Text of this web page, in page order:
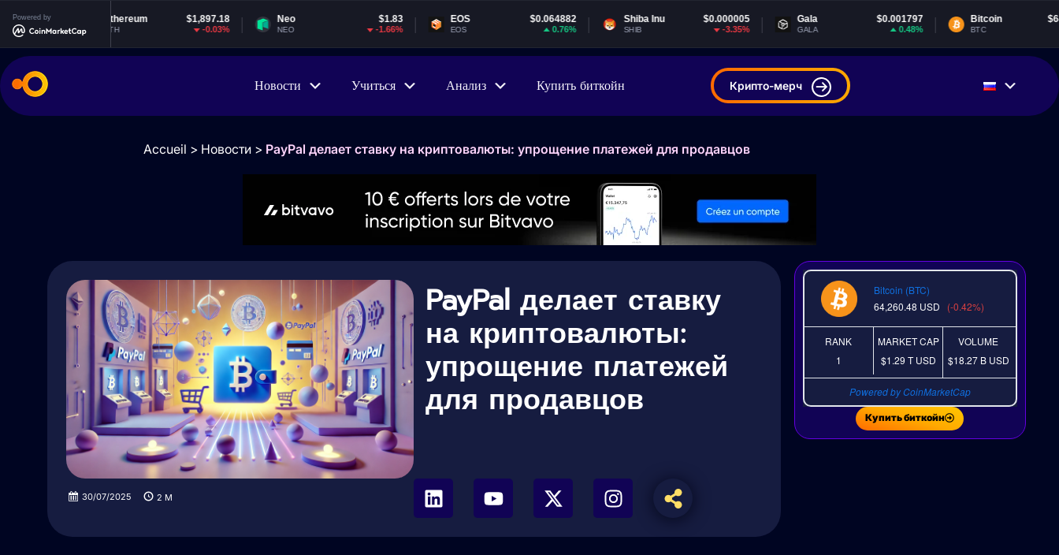
Powered byEthereum $1,897.18
ETH
Neo
NEO
EOS
EOS
Shiba Inu $0.000005
SHIB
Gala
GALA
Bitcoin $64,243.82
BTC
Новости Учиться Анализ Купить биткойн Крипто-мерч
Accueil > Новости > PayPal делает ставку на криптовалюты: упрощение платежей для продавцов
PayPal делает ставку
на криптовалюты:
упрощение платежей
для продавцов
30/07/2025 2 M
Bitcoin (BTC)
64,260.48 USD (-0.42%)
RANK
1
MARKET CAP
$1.29 TUSD
VOLUME
$18.27 B USD
Powered by CoinMarketCap
Купить биткойн